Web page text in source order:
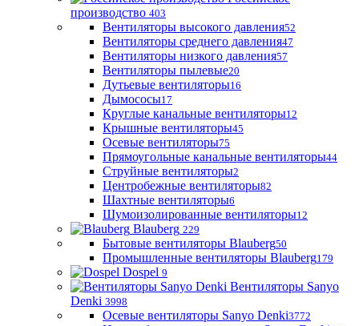
производство 403
Вентиляторы высокого давления52
Вентиляторы среднего давления47
Вентиляторы низкого давления57
Вентиляторы пылевые20
Дутьевые вентиляторы16
Дымососы17
Круглые канальные вентиляторы12
Крышные вентиляторы45
Осевые вентиляторы75
Прямоугольные канальные вентиляторы44
Струйные вентиляторы2
Центробежные вентиляторы82
Шахтные вентиляторы6
Шумоизолированные вентиляторы12
Blauberg 229
Бытовые вентиляторы Blauberg50
Промышленные вентиляторы Blauberg179
Dospel 9
Вентиляторы Sanyo
Denki 3998
Осевые вентиляторы Sanyo Denki3772